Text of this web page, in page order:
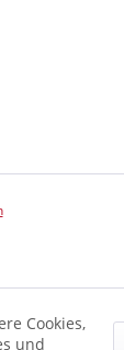
Cookies,
und